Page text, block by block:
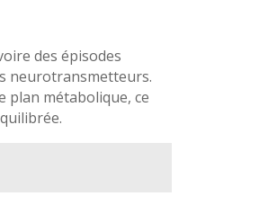
des épisodes
neurotransmetteurs.
plan métabolique, ce